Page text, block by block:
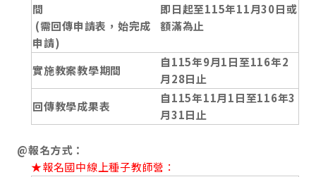
間
(需回傳申請表，始完成
申請)
即日起至115年11月30日或
額滿為止
實施教案教學期間
自115年9月1日至116年2
月28日止
回傳教學成果表
自115年11月1日至116年3
月31日止
@報名方式：
★報名國中線上種子教師營：